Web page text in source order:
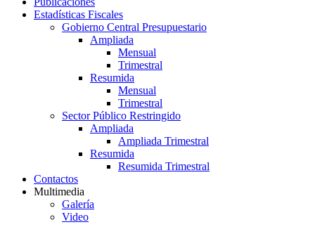
Estadísticas Fiscales
Gobierno Central Presupuestario
Ampliada
Mensual
Trimestral
Resumida
Mensual
Trimestral
Sector Público Restringido
Ampliada
Ampliada Trimestral
Resumida
Resumida Trimestral
Contactos
Multimedia
Galería
Video